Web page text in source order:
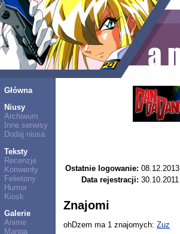
Główna
Niusy
Archiwum
Inne serwisy
Dodaj niusa
Teksty
Recenzje
Konwenty
Felietony
Humor
Kiosk
Galerie
Anime
Manga
Ostatnie logowanie: 08.12.2013
Data rejestracji: 30.10.2011
Znajomi
ohDzem ma 1 znajomych:Zuz